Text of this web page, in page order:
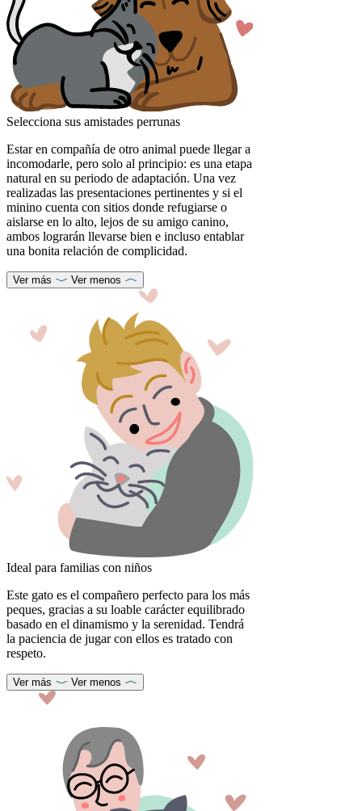
Selecciona sus amistades perrunas
Estar en compañía de otro animal puede llegar a
incomodarle, pero solo al principio: es una etapa
natural en su periodo de adaptación. Una vez
realizadas las presentaciones pertinentes y si el
minino cuenta con sitios donde refugiarse o
aislarse en lo alto, lejos de su amigo canino,
ambos lograrán llevarse bien e incluso entablar
una bonita relación de complicidad.
Ver más Ver menos
Ideal para familias con niños
Este gato es el compañero perfecto para los más
peques, gracias a su loable carácter equilibrado
basado en el dinamismo y la serenidad. Tendrá
la paciencia de jugar con ellos es tratado con
respeto.
Ver más Ver menos